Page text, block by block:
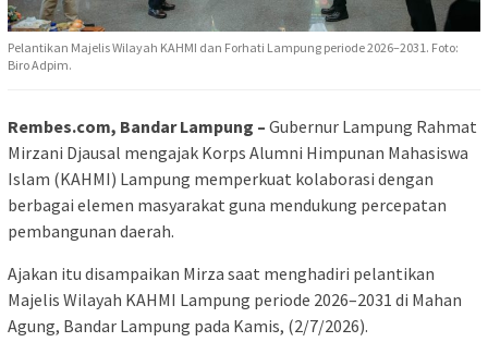
Pelantikan Majelis Wilayah KAHMI dan Forhati Lampung periode 2026–2031. Foto:
Biro Adpim.
Rembes.com, Bandar Lampung – Gubernur Lampung Rahmat
Mirzani Djausal mengajak Korps Alumni Himpunan Mahasiswa
Islam (KAHMI) Lampung memperkuat kolaborasi dengan
berbagai elemen masyarakat guna mendukung percepatan
pembangunan daerah.
Ajakan itu disampaikan Mirza saat menghadiri pelantikan
Majelis Wilayah KAHMI Lampung periode 2026–2031 di Mahan
Agung, Bandar Lampung pada Kamis, (2/7/2026).